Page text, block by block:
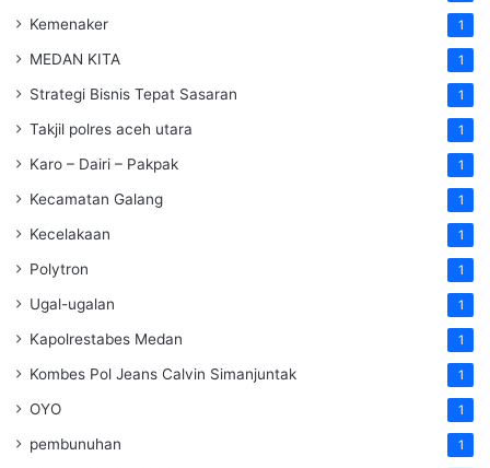
Kemenaker 1
MEDAN KITA 1
Strategi Bisnis Tepat Sasaran 1
Takjil polres aceh utara 1
Karo – Dairi – Pakpak 1
Kecamatan Galang 1
Kecelakaan 1
Polytron 1
Ugal-ugalan 1
Kapolrestabes Medan 1
Kombes Pol Jeans Calvin Simanjuntak 1
OYO 1
pembunuhan 1